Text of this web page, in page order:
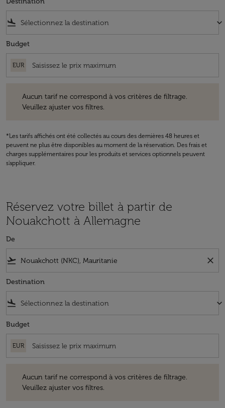
flight_land keyboard_arrow_down
Budget
EUR
Aucun tarif ne correspond à vos critères de filtrage.
Veuillez ajuster vos filtres.
*Les tarifs affichés ont été collectés au cours des dernières 48 heures et
peuvent ne plus être disponibles au moment de la réservation. Des frais et
charges supplémentaires pour les produits et services optionnels peuvent
s'appliquer.
Réservez votre billet à partir de
Nouakchott à Allemagne
De
flight_takeoff close
Destination
flight_land keyboard_arrow_down
Budget
EUR
Aucun tarif ne correspond à vos critères de filtrage.
Veuillez ajuster vos filtres.